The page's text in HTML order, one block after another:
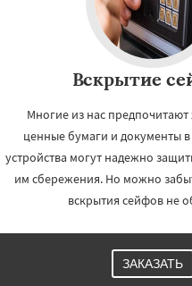
Вскрытие
Многие из нас предпочитают
ценные бумаги и документы в
устройства могут надежно
им сбережения. Но можно
вскрытия сейфов не
ЗАКАЗАТЬ